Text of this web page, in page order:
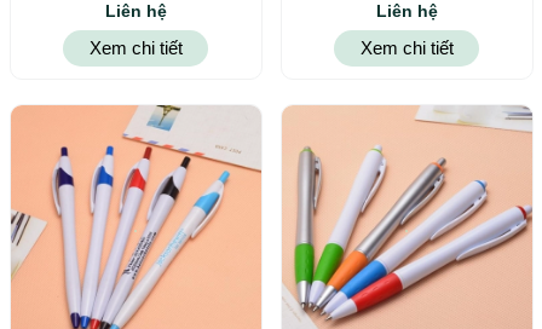
Liên hệ
Xem chi tiết
Liên hệ
Xem chi tiết